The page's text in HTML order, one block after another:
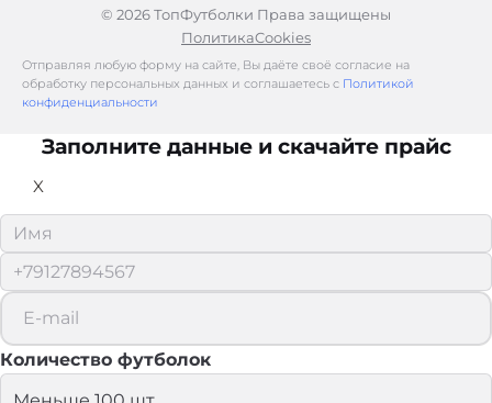
© 2026 ТопФутболки Права защищены
ПолитикаCookies
Отправляя любую форму на сайте, Вы даёте своё согласие на
обработку персональных данных и соглашаетесь с Политикой
конфиденциальности
Заполните данные и скачайте прайс
X
Количество футболок